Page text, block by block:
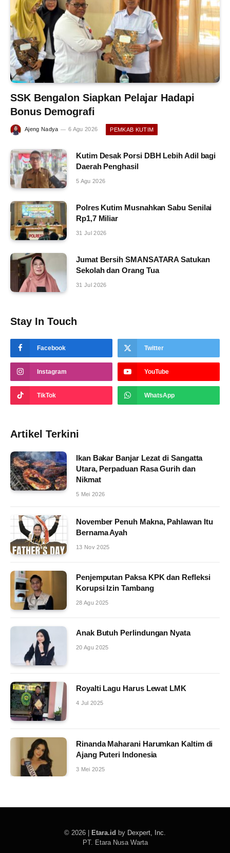
SSK Bengalon Siapkan Pelajar Hadapi
Bonus Demografi
Ajeng Nadya 6 Agu 2026 PEMKAB KUTIM
Kutim Desak Porsi DBH Lebih Adil bagi
Daerah Penghasil
5 Agu 2026
Polres Kutim Musnahkan Sabu Senilai
Rp1,7 Miliar
31 Jul 2026
Jumat Bersih SMANSATARA Satukan
Sekolah dan Orang Tua
31 Jul 2026
Stay In Touch
Facebook Twitter
Instagram YouTube
TikTok WhatsApp
Artikel Terkini
Ikan Bakar Banjar Lezat di Sangatta
Utara, Perpaduan Rasa Gurih dan
Nikmat
5 Mei 2026
November Penuh Makna, Pahlawan Itu
Bernama Ayah
13 Nov 2025
Penjemputan Paksa KPK dan Refleksi
Korupsi Izin Tambang
28 Agu 2025
Anak Butuh Perlindungan Nyata
20 Agu 2025
Royalti Lagu Harus Lewat LMK
4 Jul 2025
Rinanda Maharani Harumkan Kaltim di
Ajang Puteri Indonesia
3 Mei 2025
© 2026 | Etara.id by Dexpert, Inc
PT. Etara Nusa Warta